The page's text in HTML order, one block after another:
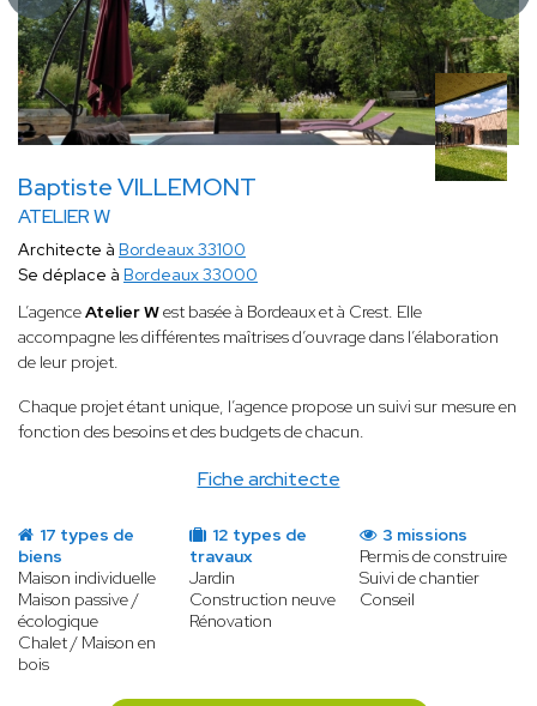
Baptiste VILLEMONT
ATELIER W
Fiche architecte
Architecte à Bordeaux 33100
Se déplace à Bordeaux 33000
L’agenceAtelier West basée à Bordeaux et à Crest. Elle
accompagne les différentes maîtrises d’ouvrage dans l’élaboration
de leur projet.
Chaque projet étant unique, l’agence propose un suivi sur mesure en
fonction des besoins et des budgets de chacun.
17 types de
biens
Maison individuelle
Maison passive /
écologique
Chalet / Maison en
bois
12 types de
travaux
Jardin
Construction neuve
Rénovation
3 missions
Permis de construire
Suivi de chantier
Conseil